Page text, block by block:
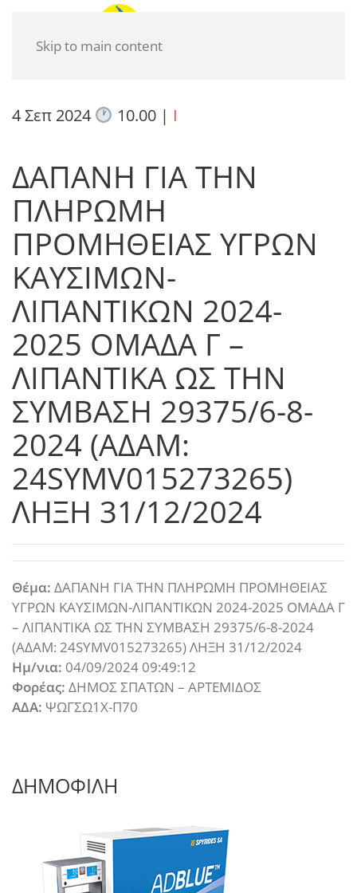
Skip to main content
4 Σεπ 2024 10.00| I
ΔΑΠΑΝΗ ΓΙΑ ΤΗΝ
ΠΛΗΡΩΜΗ
ΠΡΟΜΗΘΕΙΑΣ ΥΓΡΩΝ
ΚΑΥΣΙΜΩΝ-
ΛΙΠΑΝΤΙΚΩΝ 2024-
2025 ΟΜΑΔΑ Γ –
ΛΙΠΑΝΤΙΚΑ ΩΣ ΤΗΝ
ΣΥΜΒΑΣΗ 29375/6-8-
2024 (ΑΔΑΜ:
24SYMV015273265)
ΛΗΞΗ 31/12/2024
Θέμα: ΔΑΠΑΝΗ ΓΙΑ ΤΗΝ ΠΛΗΡΩΜΗ ΠΡΟΜΗΘΕΙΑΣ
ΥΓΡΩΝ ΚΑΥΣΙΜΩΝ-ΛΙΠΑΝΤΙΚΩΝ 2024-2025 ΟΜΑΔΑ Γ
– ΛΙΠΑΝΤΙΚΑ ΩΣ ΤΗΝ ΣΥΜΒΑΣΗ 29375/6-8-2024
(ΑΔΑΜ: 24SYMV015273265) ΛΗΞΗ 31/12/2024
Ημ/νια: 04/09/2024 09:49:12
Φορέας: ΔΗΜΟΣ ΣΠΑΤΩΝ – ΑΡΤΕΜΙΔΟΣ
ΑΔΑ: ΨΩΓΣΩ1Χ-Π70
ΔΗΜΟΦΙΛΗ